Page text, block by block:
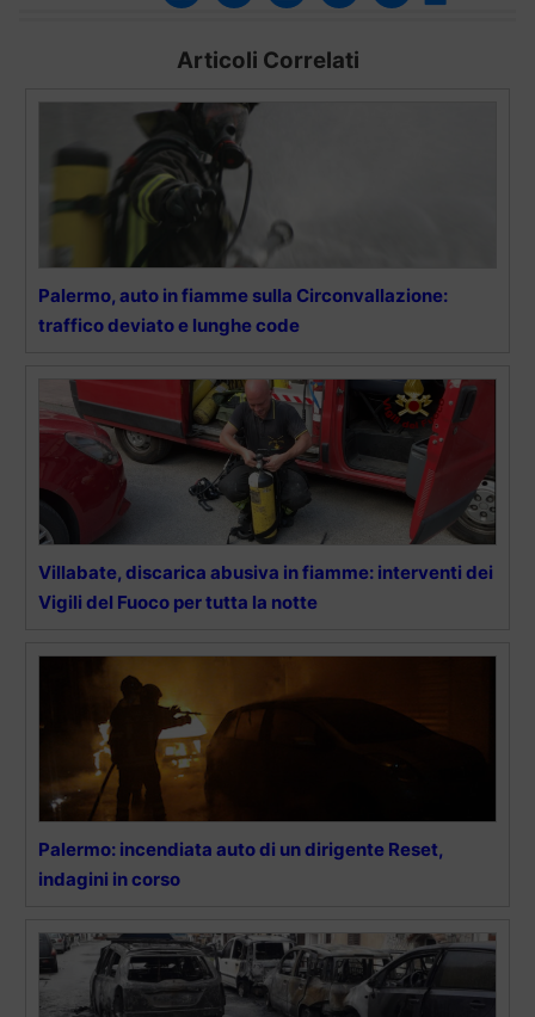
Articoli Correlati
Palermo, auto in fiamme sulla Circonvallazione:
traffico deviato e lunghe code
Villabate, discarica abusiva in fiamme: interventi dei
Vigili del Fuoco per tutta la notte
Palermo: incendiata auto di un dirigente Reset,
indagini in corso